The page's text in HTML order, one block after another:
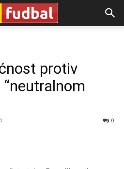
protiv
0